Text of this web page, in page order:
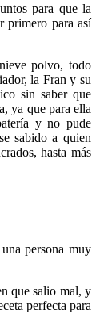
para que la
primero para así
polvo, todo
la Fran y su
sin saber que
ya que para ella
y no pude
sabido a quien
hasta más
persona muy
que salio mal, y
perfecta para